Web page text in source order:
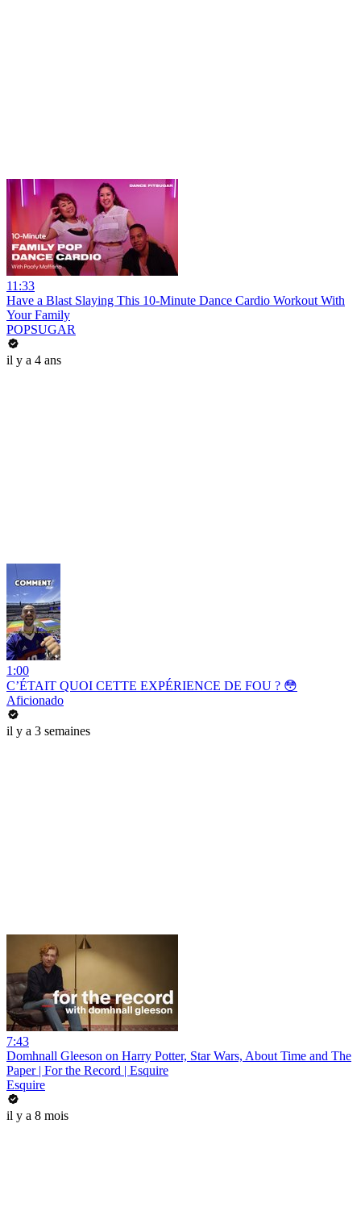
11:33
Have a Blast Slaying This 10-Minute Dance Cardio Workout With
Your Family
POPSUGAR
il y a 4 ans
1:00
C’ÉTAIT QUOI CETTE EXPÉRIENCE DE FOU ? 😳
Aficionado
il y a 3 semaines
7:43
Domhnall Gleeson on Harry Potter, Star Wars, About Time and The
Paper | For the Record | Esquire
Esquire
il y a 8 mois